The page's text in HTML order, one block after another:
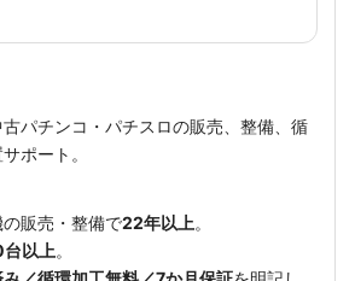
パチンコ・パチスロの販売、整備、循
ポート。
販売・整備で22年以上。
以上。